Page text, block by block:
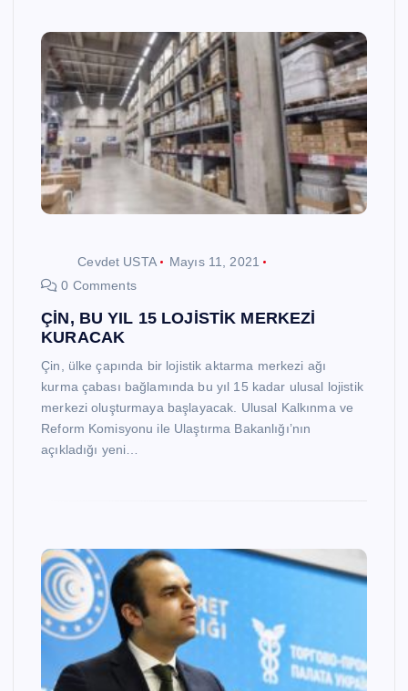
Cevdet USTA
Mayıs 11, 2021
0 Comments
ÇİN, BU YIL 15 LOJİSTİK MERKEZİ
KURACAK
Çin, ülke çapında bir lojistik aktarma merkezi ağı
kurma çabası bağlamında bu yıl 15 kadar ulusal lojistik
merkezi oluşturmaya başlayacak. Ulusal Kalkınma ve
Reform Komisyonu ile Ulaştırma Bakanlığı’nın
açıkladığı yeni…